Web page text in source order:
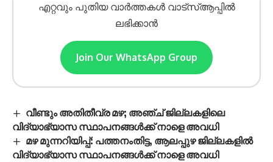
എറ്റവും പുതിയ വാർത്തകൾ വാട്സ്ആപ്പിൽ
ലഭിക്കാൻ
Join Our WhatsApp Group
വീണ്ടും അതിതീവ്ര മഴ; അഞ്ച് ജില്ലകളിലെ
വിദ്യാഭ്യാസ സ്ഥാപനങ്ങൾക്ക് നാളെ അവധി
മഴ മുന്നറിയിപ്പ്: പത്തനംതിട്ട, ആലപ്പുഴ ജില്ലകളിൽ
വിദ്യാഭ്യാസ സ്ഥാപനങ്ങൾക്ക് നാളെ അവധി